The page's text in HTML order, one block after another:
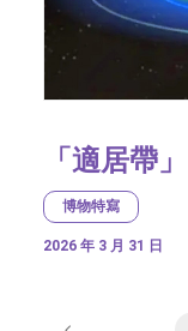
「適居帶
博物特寫
2026 年 3 月 31 日